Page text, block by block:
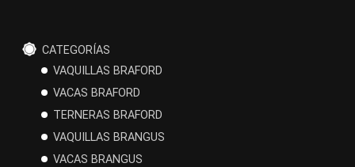
CATEGORÍAS
VAQUILLAS BRAFORD
VACAS BRAFORD
TERNERAS BRAFORD
VAQUILLAS BRANGUS
VACAS BRANGUS